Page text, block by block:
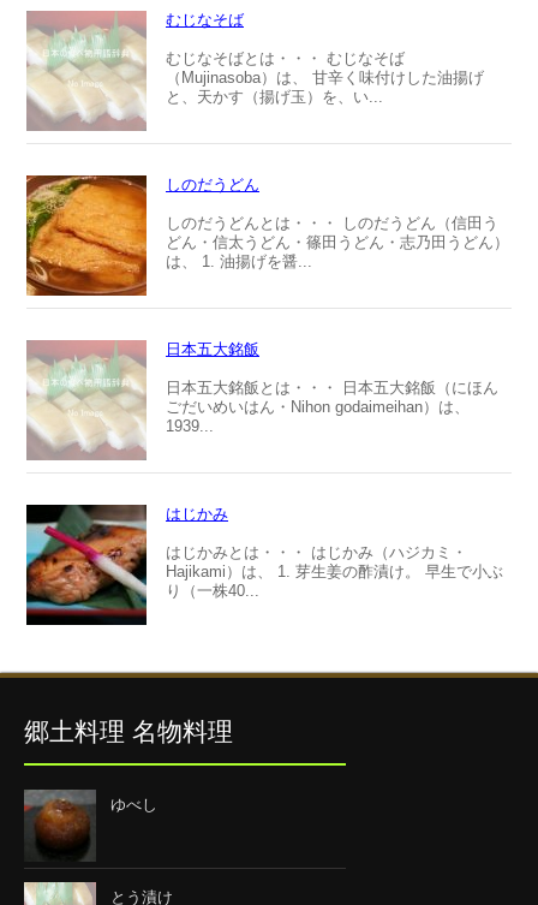
むじなそば
むじなそばとは・・・ むじなそば
（Mujinasoba）は、 甘辛く味付けした油揚げ
と、天かす（揚げ玉）を、い...
しのだうどん
しのだうどんとは・・・ しのだうどん（信田う
どん・信太うどん・篠田うどん・志乃田うどん）
は、 1. 油揚げを醤...
日本五大銘飯
日本五大銘飯とは・・・ 日本五大銘飯（にほん
ごだいめいはん・Nihon godaimeihan）は、
1939...
はじかみ
はじかみとは・・・ はじかみ（ハジカミ・
Hajikami）は、 1. 芽生姜の酢漬け。 早生で小ぶ
り（一株40...
郷土料理 名物料理
ゆべし
とう漬け